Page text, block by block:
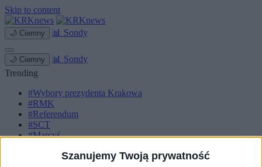
Szanujemy Twoją prywatność
Skip to content
🌙 Ciemny 📊 Sondy
🌙 Ciemny 📊 Sondy
Trending
#Wybory prezydenta Krakowa
#RMK
#Referendum
#SCT
#Marcyś
Strona główna